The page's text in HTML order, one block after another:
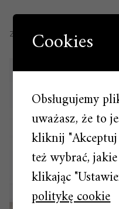
ZOBACZ RÓWNIEŻ
Cookies
Obsługujemy
uważasz, że to
kliknij
też wybrać,
klikając
politykę cookie